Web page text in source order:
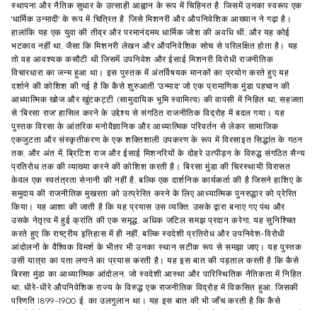
स्थापना और नैतिक सुधार के उत्साही आह्वान के रूप में चिहिनत है. जिसमें उनका स्वरूप एक
'धार्मिक उन्मादी' के रूप में चित्रित है. जिसे मिशनरी और औपनिवेशिक आख्यान ने गढ़ा है।
हालांकि यह एक युवा की तीव्र और परमानंदमय धार्मिक जोश की अवधि थी, और यह कोई
भटकाव नहीं था, जैसा कि मिशनरी लेखन और औपनिवेशिक सोच से परिलक्षित होता है। यह
तो वह आवश्यक कसौटी थी जिसमें उपनिवेश और ईसाई मिशनरी विरोधी राजनीतिक
विचारधारा का जन्म हुआ था। इस पुस्तक में अंतर्विषयक मानकों का प्रयोग करते हुए यह
दर्शाने की कोशिश की गई है कि कैसे शुरुआती 'उन्माद' जो एक प्रामाणिक मुंडा पहचान की
आध्यात्मिक खोज और खुंटकट्टी (सामुदायिक भूमि स्वामित्व) की वापसी में निहित था, सहजता
से 'बिरसा राज' हासिल करने के उद्देश्य से संगठित राजनीतिक विद्रोह में बदल गया। यह
पुस्तक विरसा के आंतरिक मनोवैज्ञानिक और आध्यात्मिक परिवर्तन से लेकर सामाजिक
एकजुटता और संस्कृतीकरण के एक शक्तिशाली उपकरण के रूप में विरसाइत सिद्धांत के गठन
तक, और अंत में, ब्रिटिश राज और ईसाई मिशनरियों के दोहरे उत्पीड़न के विरुद्ध संगठित सैन्य
प्रतिरोध तक की व्याख्या करने की कोशिश करती है। बिरसा मुंडा की चिरस्थायी विरासत
केवल एक स्वतंत्रता सेनानी की नहीं है, बल्कि एक दार्शनिक कार्यकर्ता की है जिसने हाशिए के
समुदाय की राजनीतिक मुखरता को उत्प्रेरित करने के लिए आध्यात्मिक पुनरुद्धार को प्रेरित
किया। यह आशा की जाती है कि यह प्रयास उस व्यक्ति, उसके द्वारा बनाए गए पंथ और
उसके नेतृत्व में हुई क्रांति की एक समृद्ध, अधिक जटिल समझ प्रदान करेगा, यह सुनिश्चित
करते हुए कि राष्ट्रीय इतिहास में ही नहीं, बल्कि स्वदेशी प्रतिरोध और उपनिवेश-विरोधी
आंदोलनों के वैश्विक विमर्श के भीतर भी उनका स्थान सटीक रूप से समझा जाए। यह पुस्तक
उसी यात्रा का पता लगाने का प्रयास करती है। यह इस बात की पड़ताल करती है कि कैसे
बिरसा मुंडा का आध्यात्मिक आंदोलन, जो स्वदेशी आस्था और पारिस्थितिक नैतिकता में निहित
था, धीरे-धीरे औपनिवेशिक राज्य के विरुद्ध एक राजनीतिक विद्रोह में विकसित हुआ, जिसकी
परिणति 1899-1900 ई. का उलगुलान था। यह इस बात की भी जाँच करती है कि कैसे